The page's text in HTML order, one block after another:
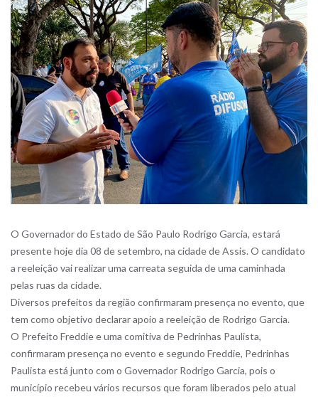
O Governador do Estado de São Paulo Rodrigo Garcia, estará
presente hoje dia 08 de setembro, na cidade de Assis. O candidato
a reeleição vai realizar uma carreata seguida de uma caminhada
pelas ruas da cidade.
Diversos prefeitos da região confirmaram presença no evento, que
tem como objetivo declarar apoio a reeleição de Rodrigo Garcia.
O Prefeito Freddie e uma comitiva de Pedrinhas Paulista,
confirmaram presença no evento e segundo Freddie, Pedrinhas
Paulista está junto com o Governador Rodrigo Garcia, pois o
município recebeu vários recursos que foram liberados pelo atual